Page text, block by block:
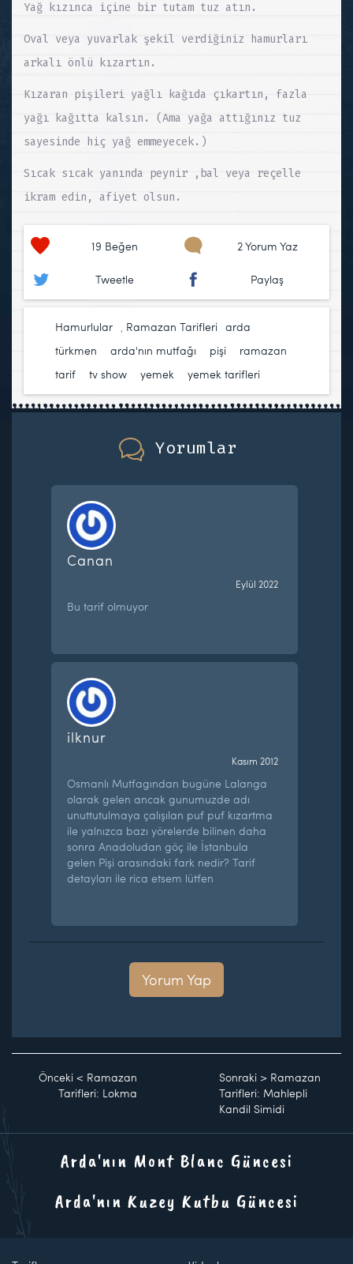
Yağ kızınca içine bir tutam tuz atın.
Oval veya yuvarlak şekil verdiğiniz hamurları
arkalı önlü kızartın.
Kızaran pişileri yağlı kağıda çıkartın, fazla
yağı kağıtta kalsın. (Ama yağa attığınız tuz
sayesinde hiç yağ emmeyecek.)
Sıcak sıcak yanında peynir ,bal veya reçelle
ikram edin, afiyet olsun.
19 Beğen 2 Yorum Yaz
Tweetle Paylaş
Hamurlular , Ramazan Tarifleri arda
türkmen
arda'nın mutfağı pişi ramazan
tarif
tv show yemek yemek tarifleri
Yorumlar
Canan
Eylül 2022
Bu tarif olmuyor
ilknur
Kasım 2012
Osmanlı Mutfagından bugüne Lalanga
olarak gelen ancak gunumuzde adı
unuttutulmaya çalışılan puf puf kızartma
ile yalnızca bazı yörelerde bilinen daha
sonra Anadoludan göç ile İstanbula
gelen Pişi arasındaki fark nedir? Tarif
detayları ile rica etsem lütfen
Yorum Yap
Önceki < Ramazan
Tarifleri: Lokma
Sonraki > Ramazan
Tarifleri: Mahlepli
Kandil Simidi
Arda'nın Mont Blanc Güncesi
Arda'nın Kuzey Kutbu Güncesi